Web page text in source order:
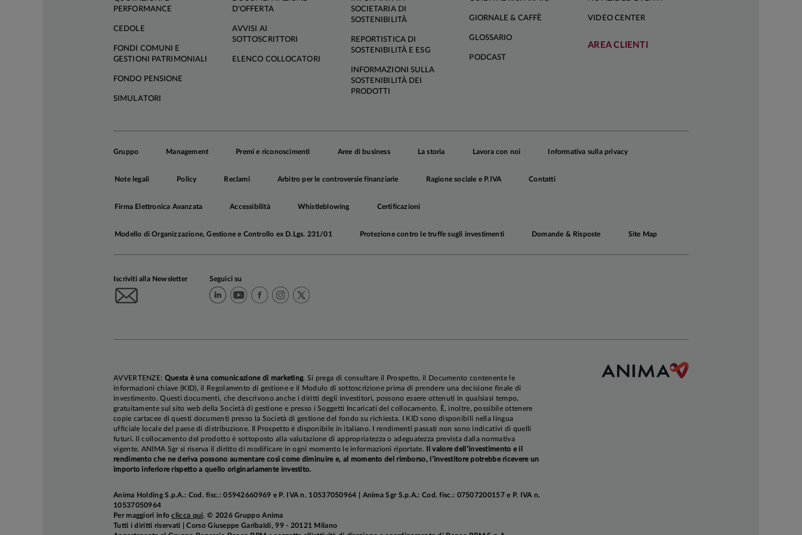
PERFORMANCE
CEDOLE
FONDI COMUNI E
GESTIONI PATRIMONIALI
FONDO PENSIONE
SIMULATORI
D'OFFERTA
AVVISI AI
SOTTOSCRITTORI
ELENCO COLLOCATORI
SOCIETARIA DI
SOSTENIBILITÀ
REPORTISTICA DI
SOSTENIBILITÀ E ESG
INFORMAZIONI SULLA
SOSTENIBILITÀ DEI
PRODOTTI
GIORNALE & CAFFÈ
GLOSSARIO
PODCAST
VIDEO CENTER
AREA CLIENTI
Gruppo Management Premi e riconoscimenti Aree di business La storia Lavora con noi Informativa sulla privacy
Note legali Policy Reclami Arbitro per le controversie finanziarie Ragione sociale e P.IVA Contatti
Firma Elettronica Avanzata Accessibilità Whistleblowing Certificazioni
Modello di Organizzazione, Gestione e Controllo ex D.Lgs. 231/01 Protezione contro le truffe sugli investimenti Domande & Risposte Site Map
Iscriviti alla Newsletter Seguici su
AVVERTENZE: Questa è una comunicazione di marketing. Si prega di consultare il Prospetto, il Documento contenente le
informazioni chiave (KID), il Regolamento di gestione e il Modulo di sottoscrizione prima di prendere una decisione finale di
investimento. Questi documenti, che descrivono anche i diritti degli investitori, possono essere ottenuti in qualsiasi tempo,
gratuitamente sul sito web della Società di gestione e presso i Soggetti Incaricati del collocamento. È, inoltre, possibile ottenere
copie cartacee di questi documenti presso la Società di gestione del fondo su richiesta. I KID sono disponibili nella lingua
ufficiale locale del paese di distribuzione. Il Prospetto è disponibile in italiano. I rendimenti passati non sono indicativi di quelli
futuri. Il collocamento del prodotto è sottoposto alla valutazione di appropriatezza o adeguatezza prevista dalla normativa
vigente. ANIMA Sgr si riserva il diritto di modificare in ogni momento le informazioni riportate.
Il valore dell’investimento e il
rendimento che ne deriva possono aumentare così come diminuire e, al momento del rimborso, l’investitore potrebbe ricevere un
importo inferiore rispetto a quello originariamente investito.
Anima Holding S.p.A.: Cod. fisc.: 05942660969 e P. IVA n. 10537050964 | Anima Sgr S.p.A.: Cod. fisc.: 07507200157 e P. IVA n.
10537050964
Per maggiori infoclicca qui. © 2026 Gruppo Anima
Tutti i diritti riservati | Corso Giuseppe Garibaldi, 99 - 20121 Milano